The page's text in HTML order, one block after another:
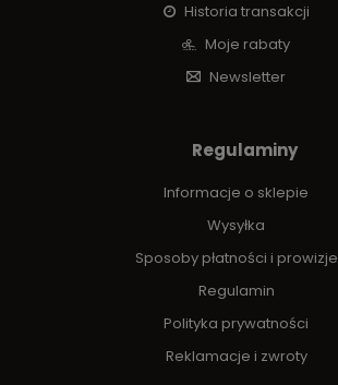
Historia transakcji
Moje rabaty
Newsletter
Regulaminy
Informacje o sklepie
Wysyłka
Sposoby płatności i prowizje
Regulamin
Polityka prywatności
Reklamacje i zwroty